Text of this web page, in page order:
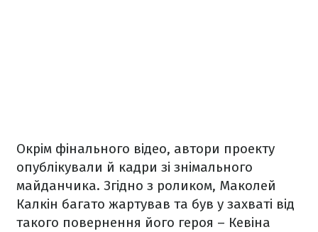
Окрім фінального відео, автори проекту
опублікували й кадри зі знімального
майданчика. Згідно з роликом, Маколей
Калкін багато жартував та був у захваті від
такого повернення його героя – Кевіна